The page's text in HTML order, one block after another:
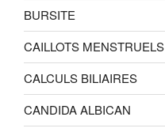
BURSITE
CAILLOTS MENSTRUELS
CALCULS BILIAIRES
CANDIDA ALBICAN